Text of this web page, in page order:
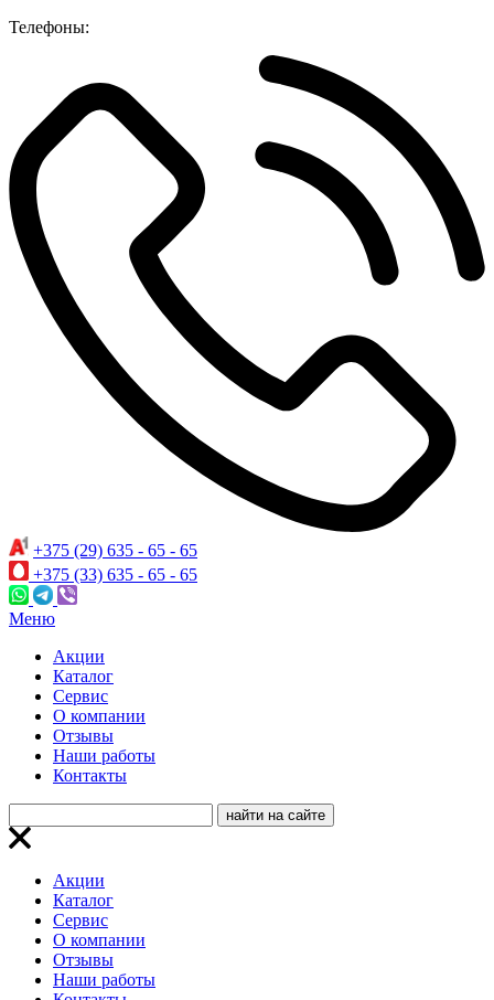
Телефоны:
+375 (29) 635 - 65 - 65
+375 (33) 635 - 65 - 65
Меню
Акции
Каталог
Сервис
О компании
Отзывы
Наши работы
Контакты
Акции
Каталог
Сервис
О компании
Отзывы
Наши работы